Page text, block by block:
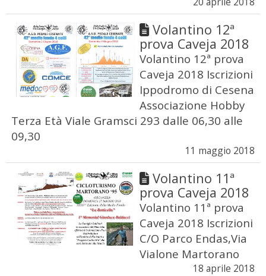
Volantino 12ª
prova Caveja 2018
Volantino 12ª prova
Caveja 2018 Iscrizioni
Ippodromo di Cesena
Associazione Hobby
Terza Età Viale Gramsci 293 dalle 06,30 alle
09,30
11 maggio 2018
Volantino 11ª
prova Caveja 2018
Volantino 11ª prova
Caveja 2018 Iscrizioni
C/O Parco Endas,Via
Vialone Martorano
18 aprile 2018